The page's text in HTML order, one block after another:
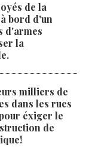
de la
bord d'un
d'armes
la
milliers de
dans les rues
éxiger le
de